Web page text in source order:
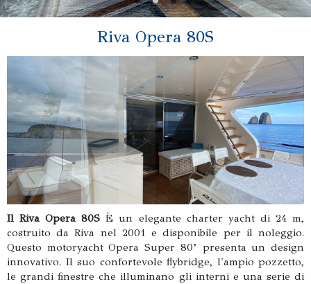
Riva Opera 80S
Il Riva Opera 80S È un elegante charter yacht di 24 m,
costruito da Riva nel 2001 e disponibile per il noleggio.
Questo motoryacht Opera Super 80’ presenta un design
innovativo. Il suo confortevole flybridge, l'ampio pozzetto,
le grandi finestre che illuminano gli interni e una serie di